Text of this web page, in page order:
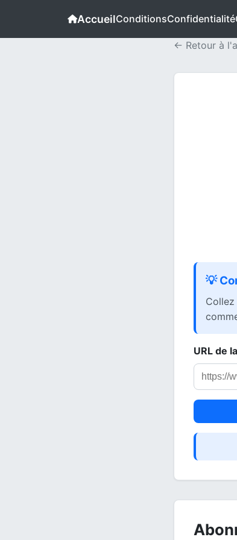
AccueilConditionsConfidentialité
← Retour à
💡
URL de